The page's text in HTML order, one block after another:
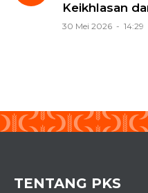
Keikhlasan
30 Mei 2026 - 14:29
TENTANG PKS